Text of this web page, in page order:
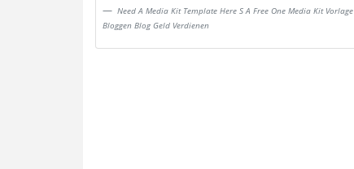
Need A Media Kit Template Here S A Free One Media Kit Vorlage
Bloggen Blog Geld Verdienen